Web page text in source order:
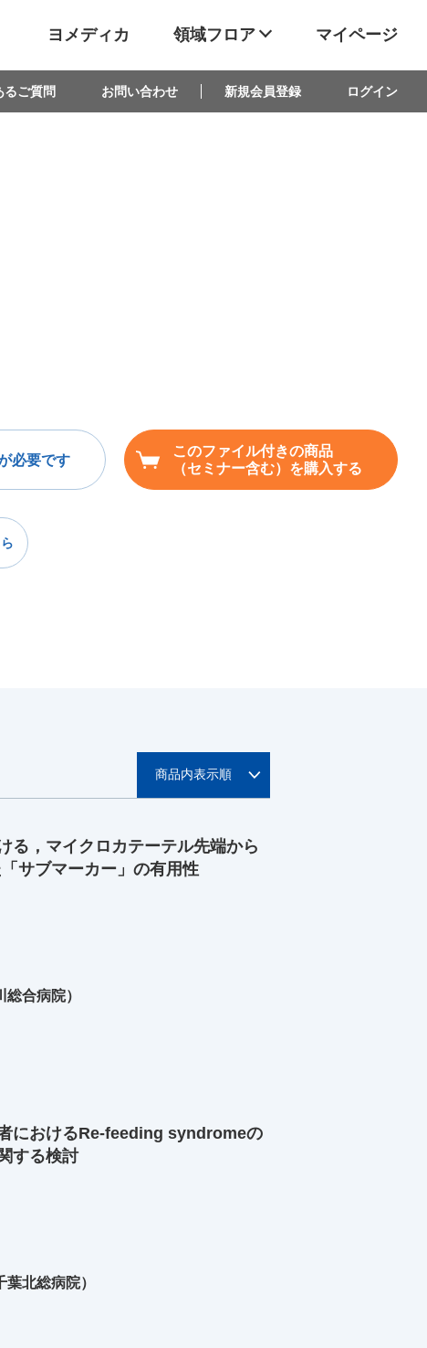
ヨメディカ 領域フロア マイページ
るご質問 お問い合わせ 新規会員登録 ログイン
必要です
このファイル付きの商品
（セミナー含む）を購入する
る，マイクロカテーテル先端から
サブマーカー」の有用性
合病院）
におけるRe-feeding syndromeの
する検討
北総病院）